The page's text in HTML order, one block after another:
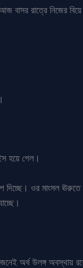
বাসর রাত্রে নিজের
হয়ে গেল।
দিচ্ছে। ওর মাংসল
অর্ধ উলঙ্গ অবস্থায়